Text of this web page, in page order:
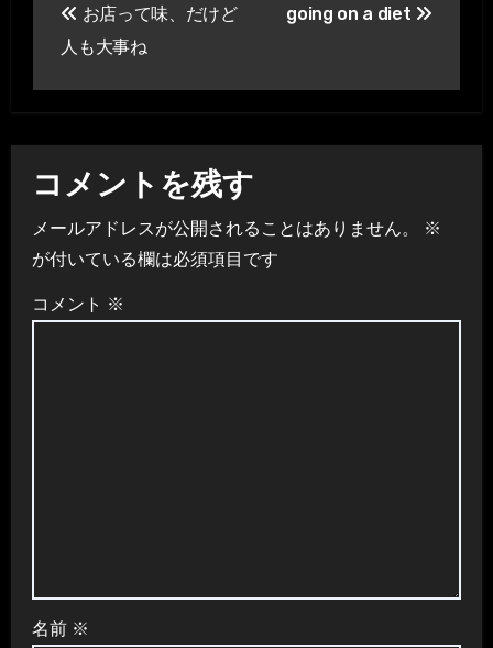
ゲ
ー
シ
ョ
お店って味、だけど
人も大事ね
going on a diet
コメントを残す
メールアドレスが公開されることはありません。
※
が付いている欄は必須項目です
コメント ※
名前 ※